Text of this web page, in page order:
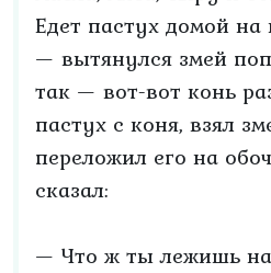
Едет пастух домой на
— вытянулся змей
так — вот-вот конь
пастух с коня, взял
переложил его на
сказал:
— Что ж ты лежишь